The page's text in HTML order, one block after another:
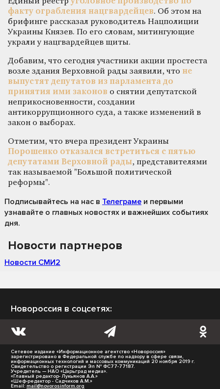
факту ограбления нацгвардейцев. Об этом на
брифинге рассказал руководитель Нацполиции
Украины Князев. По его словам, митингующие
украли у нацгвардейцев щиты.
Добавим, что сегодня участники акции простеста
возле здания Верховной рады заявили, что не
выпустят депутатов из парламента до
принятия ими законов о снятии депутатской
неприкосновенности, создании
антикоррупционного суда, а также изменений в
закон о выборах.
Отметим, что вчера президент Украины
Порошенко отказался встретиться с пятью
депутатами Верховной рады, представителями
так называемой "Большой политической
реформы".
Подписывайтесь на нас в Телеграме и первыми
узнавайте о главных новостях и важнейших событиях
дня.
Новости партнеров
Новости СМИ2
Новороссия в соцсетях:
Сетевое издание «Информационное агентство «Новороссия»
зарегистрировано в Федеральной службе по надзору в сфере связи,
информационных технологий и массовых коммуникаций 20 ноября 2019 г.
Свидетельство о регистрации Эл № ФС77-77187.
Учредитель — НАО «Царьград медиа».
«Главный редактор- Лукьянов А.А.»
«Шеф-редактор - Садчиков А.М.»
Email: mail@novorosinform.org